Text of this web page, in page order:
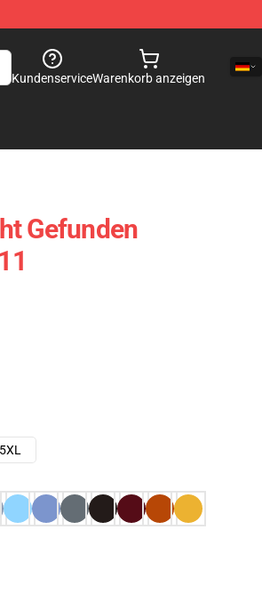
KundenserviceWarenkorb anzeigen
Gefunden
5XL